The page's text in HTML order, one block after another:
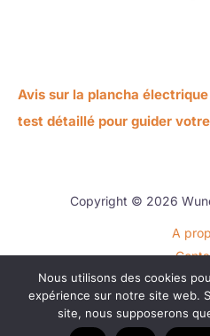
Avis sur la plancha
test détaillé pour guider
Copyright © 2026
A
Plan
Mentions
Politique de
Nous utilisons des cookies
expérience sur notre site web.
site, nous supposerons